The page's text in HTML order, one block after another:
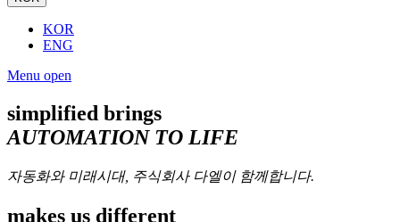
KOR
ENG
Menu open
simplified brings
AUTOMATION TO LIFE
자동화와 미래시대, 주식회사 다엘이 함께합니다.
makes us different